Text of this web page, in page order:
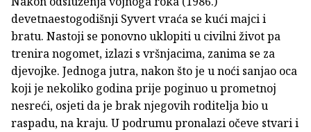
devetnaestogodišnji Syvert vraća se kući majci i
bratu. Nastoji se ponovno uklopiti u civilni život pa
trenira nogomet, izlazi s vršnjacima, zanima se za
djevojke. Jednoga jutra, nakon što je u noći sanjao oca
koji je nekoliko godina prije poginuo u prometnoj
nesreći, osjeti da je brak njegovih roditelja bio u
raspadu, na kraju. U podrumu pronalazi očeve stvari i